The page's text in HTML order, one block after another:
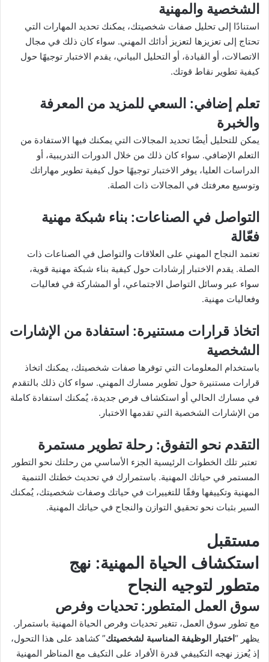
الشخصية والمهنية
استنادًا إلى تحليل صفات شخصيتك، يمكنك تحديد المهارات التي
تحتاج إلى تعزيزها لتعزيز أدائك المهني. سواء كان ذلك في مجال
الاتصالات، أو القيادة، أو التحليل البياني، يقدم الاختبار توجيهًا حول
كيفية تطوير نقاط قوتك.
تعلم إضافي: السعي للمزيد من المعرفة
والخبرة
يمكن للتحليل أيضًا تحديد المجالات التي يمكنك فيها الاستفادة من
التعلم الإضافي. سواء كان ذلك من خلال الدورات التدريبية، أو
الدراسات العليا، يوفر الاختبار توجيهًا حول كيفية تطوير مهاراتك
وتوسيع معرفتك في المجالات ذات الصلة.
التواصل في الصناعات: بناء شبكة مهنية
فعّالة
تعتمد النجاح المهني على العلاقات والتواصل في الصناعات ذات
الصلة. يقدم الاختبار إرشادات حول كيفية بناء شبكة مهنية قوية،
سواء عبر وسائل التواصل الاجتماعي، أو المشاركة في فعاليات
وفعاليات مهنية.
اتخاذ قرارات مستنيرة: استفادة من الإشارات
الشخصية
باستخدام المعلومات التي توفرها صفات شخصيتك، يمكنك اتخاذ
قرارات مستنيرة حول تطوير مسارك المهني. سواء كان ذلك بالتقدم
في مسارك الحالي أو استكشاف فرص جديدة، يُمكنك استفادة كاملة
من الإشارات الشخصية التي تقدمها الاختبار.
التقدم نحو التفوق: رحلة تطوير مستمرة
تعتبر تلك الخطوات الرئيسية الجزء الأساسي من رحلتك نحو التطور
المستمر في حياتك المهنية. باستمرارك في تحديث خطتك التنمية
المهنية وتكييفها وفقًا للتغييرات في حياتك وصفات شخصيتك، يُمكنك
السير بثبات نحو تحقيق التوازن والنجاح في حياتك المهنية.
مستقبل
استكشاف الحياة المهنية: نهج
متطور لتوجيه النجاح
سوق العمل المتطور : تحديات وفرص
مع تطور سوق العمل، تتغير تحديات وفرص الحياة المهنية باستمرار.
يظهر “اختبار الوظيفة المناسبة لشخصيتك” كشاهد على هذا التحول،
إذ يُعزز نهجه التكييفي قدرة الأفراد على التكيف مع المناظر المهنية